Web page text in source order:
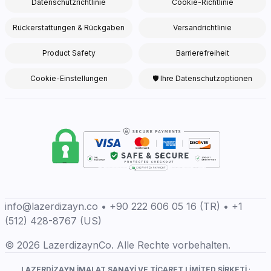
Datenschutzrichtlinie Cookie-Richtlinie
Rückerstattungen & Rückgaben Versandrichtlinie
Product Safety Barrierefreiheit
Cookie-Einstellungen 🛡 Ihre Datenschutzoptionen
info@lazerdizayn.co • +90 222 606 05 16 (TR) • +1
(512) 428-8767 (US)
© 2026 LazerdizaynCo. Alle Rechte vorbehalten.